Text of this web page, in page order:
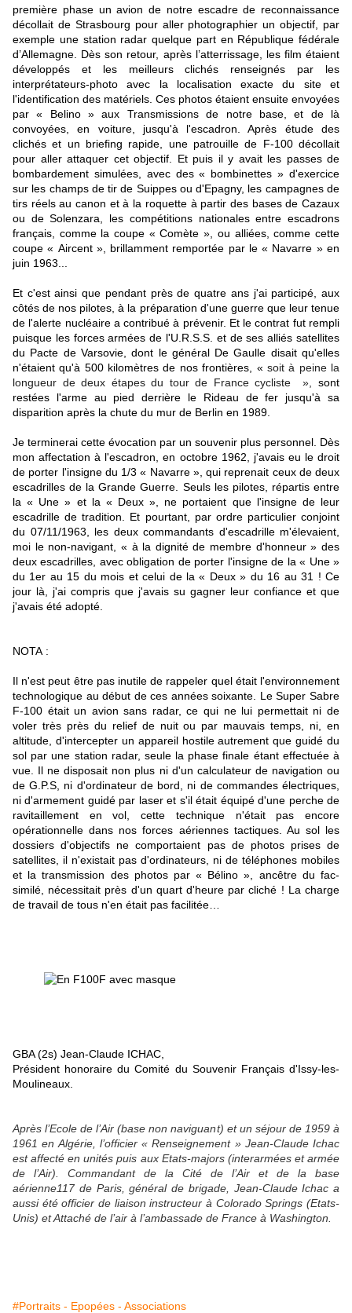
première phase un avion de notre escadre de reconnaissance
décollait de Strasbourg pour aller photographier un objectif, par
exemple une station radar quelque part en République fédérale
d’Allemagne. Dès son retour, après l’atterrissage, les film étaient
développés et les meilleurs clichés renseignés par les
interprétateurs-photo avec la localisation exacte du site et
l'identification des matériels. Ces photos étaient ensuite envoyées
par « Belino » aux Transmissions de notre base, et de là
convoyées, en voiture, jusqu'à l'escadron. Après étude des
clichés et un briefing rapide, une patrouille de F-100 décollait
pour aller attaquer cet objectif. Et puis il y avait les passes de
bombardement simulées, avec des « bombinettes » d'exercice
sur les champs de tir de Suippes ou d'Epagny, les campagnes de
tirs réels au canon et à la roquette à partir des bases de Cazaux
ou de Solenzara, les compétitions nationales entre escadrons
français, comme la coupe « Comète », ou alliées, comme cette
coupe « Aircent », brillamment remportée par le « Navarre » en
juin 1963...
Et c'est ainsi que pendant près de quatre ans j'ai participé, aux
côtés de nos pilotes, à la préparation d'une guerre que leur tenue
de l'alerte nucléaire a contribué à prévenir. Et le contrat fut rempli
puisque les forces armées de l'U.R.S.S. et de ses alliés satellites
du Pacte de Varsovie, dont le général De Gaulle disait qu'elles
n'étaient qu'à 500 kilomètres de nos frontières, « soit à peine la
longueur de deux étapes du tour de France cycliste »,
sont
restées l'arme au pied derrière le Rideau de fer jusqu'à sa
disparition après la chute du mur de Berlin en 1989.
Je terminerai cette évocation par un souvenir plus personnel. Dès
mon affectation à l'escadron, en octobre 1962, j'avais eu le droit
de porter l'insigne du 1/3 « Navarre », qui reprenait ceux de deux
escadrilles de la Grande Guerre. Seuls les pilotes, répartis entre
la « Une » et la « Deux », ne portaient que l'insigne de leur
escadrille de tradition. Et pourtant, par ordre particulier conjoint
du 07/11/1963, les deux commandants d'escadrille m'élevaient,
moi le non-navigant, « à la dignité de membre d'honneur » des
deux escadrilles, avec obligation de porter l'insigne de la « Une »
du 1er au 15 du mois et celui de la « Deux » du 16 au 31 ! Ce
jour là, j'ai compris que j'avais su gagner leur confiance et que
j'avais été adopté.
NOTA :
Il n'est peut être pas inutile de rappeler quel était l'environnement
technologique au début de ces années soixante. Le Super Sabre
F-100 était un avion sans radar, ce qui ne lui permettait ni de
voler très près du relief de nuit ou par mauvais temps, ni, en
altitude, d'intercepter un appareil hostile autrement que guidé du
sol par une station radar, seule la phase finale étant effectuée à
vue. Il ne disposait non plus ni d'un calculateur de navigation ou
de G.P.S, ni d'ordinateur de bord, ni de commandes électriques,
ni d'armement guidé par laser et s'il était équipé d'une perche de
ravitaillement en vol, cette technique n'était pas encore
opérationnelle dans nos forces aériennes tactiques. Au sol les
dossiers d'objectifs ne comportaient pas de photos prises de
satellites, il n'existait pas d'ordinateurs, ni de téléphones mobiles
et la transmission des photos par « Bélino », ancêtre du fac-
similé, nécessitait près d'un quart d'heure par cliché ! La charge
de travail de tous n'en était pas facilitée…
GBA (2s) Jean-Claude ICHAC,
Président honoraire du Comité du Souvenir Français d'Issy-les-
Moulineaux.
Après l’Ecole de l’Air (base non naviguant) et un séjour de 1959 à
1961 en Algérie, l’officier « Renseignement » Jean-Claude Ichac
est affecté en unités puis aux Etats-majors (interarmées et armée
de l’Air). Commandant de la Cité de l’Air et de la base
aérienne117 de Paris, général de brigade, Jean-Claude Ichac a
aussi été officier de liaison instructeur à Colorado Springs (Etats-
Unis) et Attaché de l’air à l’ambassade de France à Washington.
#Portraits - Epopées - Associations